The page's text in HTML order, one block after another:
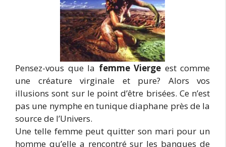
Pensez-vous que la femme Vierge est comme
une créature virginale et pure? Alors vos
illusions sont sur le point d’être brisées. Ce n’est
pas une nymphe en tunique diaphane près de la
source de l’Univers.
Une telle femme peut quitter son mari pour un
homme qu’elle a rencontré sur les banques de